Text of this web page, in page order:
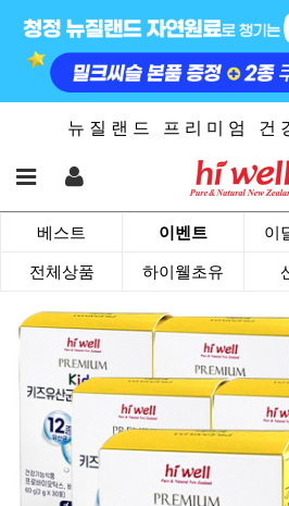
뉴 질 랜 드 프 리 미 엄 건
베스트 이벤트 이
전체상품 하이웰초유